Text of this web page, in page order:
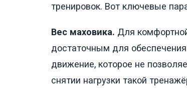
тренировок. Вот ключевые
Вес маховика. Для
достаточным для
движение, которое не
снятии нагрузки такой